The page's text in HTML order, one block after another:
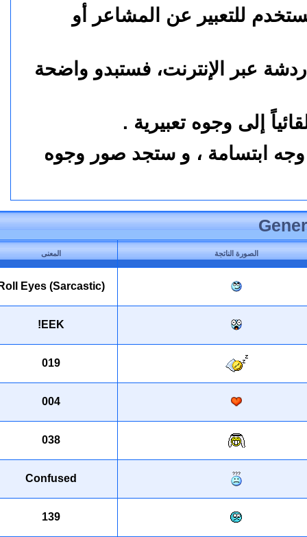
للتعبير عن المشاعر أو
عبر الإنترنت، فستبدو واضحة
إلى وجوه تعبيرية .
ابتسامة ، و ستجد صور وجوه
الصورة الناتجة المعنى
Roll Eyes (Sarcastic)
EEK!
019
004
038
Confused
139